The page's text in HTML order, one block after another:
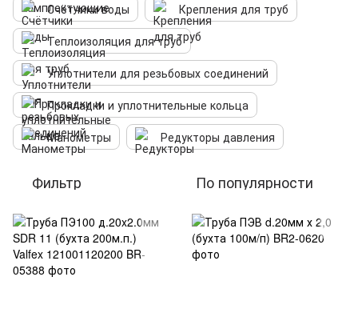
Счётчики воды
Крепления для труб
Теплоизоляция для труб
Уплотнители для резьбовых соединений
Прокладки и уплотнительные кольца
Манометры
Редукторы давления
Фильтр По популярности